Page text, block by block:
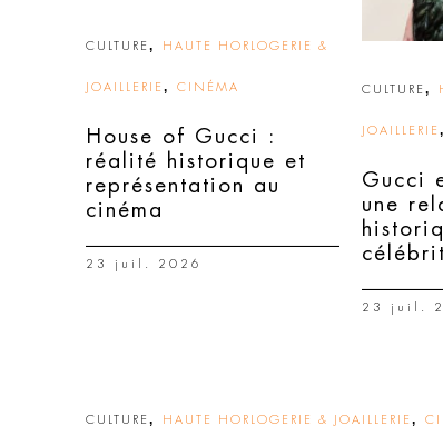
CULTURE , HAUTE HORLOGERIE &
JOAILLERIE , CINÉMA
House of Gucci :
réalité historique et
représentation au
cinéma
23 juil. 2026
CULTURE ,
JOAILLERIE
Gucci
une
23 juil.
CULTURE , HAUTE HORLOGERIE & JOAILLERIE ,